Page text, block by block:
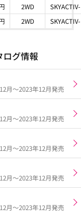
2WD
2WD
ログ情報
月～2023年12月発売
月～2023年12月発売
月～2023年12月発売
月～2023年12月発売
月～2023年12月発売